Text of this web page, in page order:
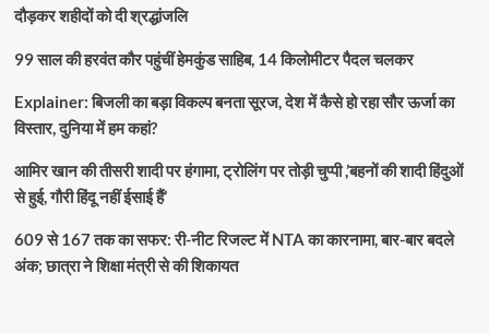
दौड़कर शहीदों को दी श्रद्धांजलि
99 साल की हरवंत कौर पहुंचीं हेमकुंड साहिब, 14 किलोमीटर पैदल चलकर
Explainer: बिजली का बड़ा विकल्प बनता सूरज, देश में कैसे हो रहा सौर ऊर्जा का
विस्तार, दुनिया में हम कहां?
आमिर खान की तीसरी शादी पर हंगामा, ट्रोलिंग पर तोड़ी चुप्पी ,’बहनों की शादी हिंदुओं
से हुई, गौरी हिंदू नहीं ईसाई हैं’
609 से 167 तक का सफर: री-नीट रिजल्ट में NTA का कारनामा, बार-बार बदले
अंक; छात्रा ने शिक्षा मंत्री से की शिकायत